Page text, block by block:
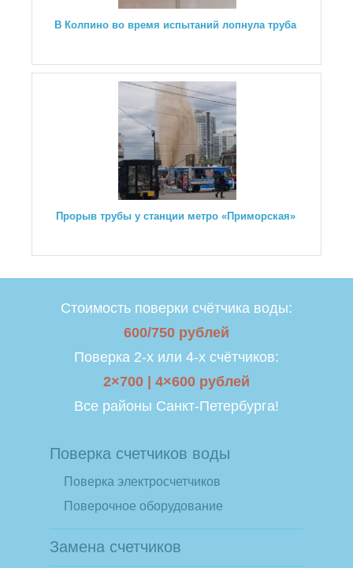
В Колпино во время испытаний лопнула труба
Прорыв трубы у станции метро «Приморская»
Стоимость поверки счётчика воды:
600/750 рублей
Поверка 2-х или 4-х счётчиков:
2×700 | 4×600 рублей
Все районы Санкт-Петербурга!
Поверка счетчиков воды
Поверка электросчетчиков
Поверочное оборудование
Замена счетчиков